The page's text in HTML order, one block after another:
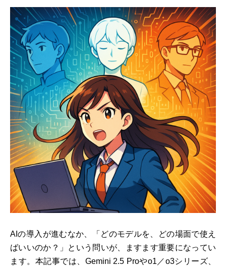
AIの導入が進むなか、「どのモデルを、どの場面で使え
ばいいのか？」という問いが、ますます重要になってい
ます。本記事では、Gemini 2.5 Proやo1／o3シリーズ、